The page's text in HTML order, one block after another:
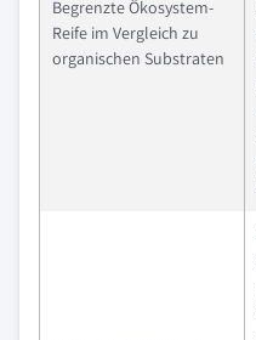
Begrenzte Ökosystem-
Reife im Vergleich zu
organischen Substraten